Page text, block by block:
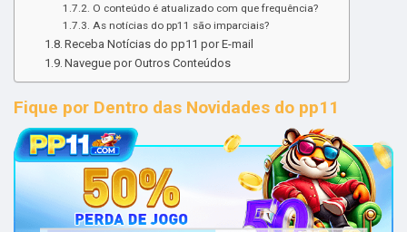
O conteúdo é atualizado com que frequência?
As notícias do pp11 são imparciais?
Receba Notícias do pp11 por E-mail
Navegue por Outros Conteúdos
Fique por Dentro das Novidades do pp11